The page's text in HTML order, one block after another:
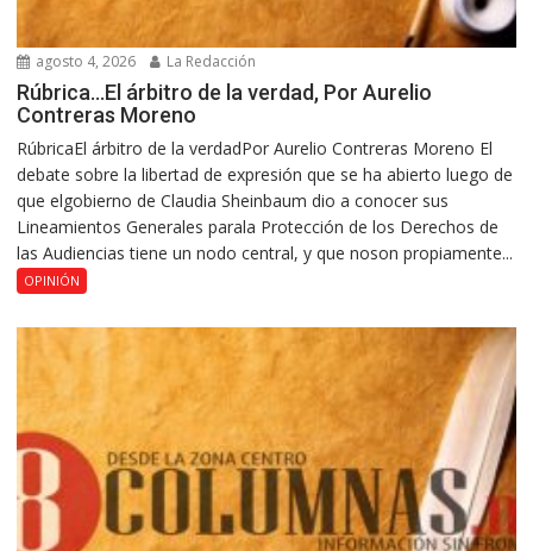
agosto 4, 2026 La Redacción
Rúbrica…El árbitro de la verdad, Por Aurelio
Contreras Moreno
RúbricaEl árbitro de la verdadPor Aurelio Contreras Moreno El
debate sobre la libertad de expresión que se ha abierto luego de
que elgobierno de Claudia Sheinbaum dio a conocer sus
Lineamientos Generales parala Protección de los Derechos de
las Audiencias tiene un nodo central, y que noson propiamente...
OPINIÓN